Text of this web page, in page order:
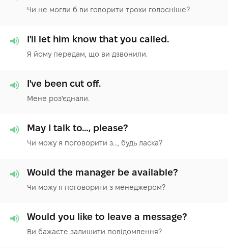
Чи не могли б ви говорити трохи голосніше?
I'll let him know that you called.
Я йому передам, що ви дзвонили.
I've been cut off.
Мене роз'єднали.
May I talk to…, please?
Чи можу я поговорити з..., будь ласка?
Would the manager be available?
Чи можу я поговорити з менеджером?
Would you like to leave a message?
Ви бажаєте залишити повідомлення?